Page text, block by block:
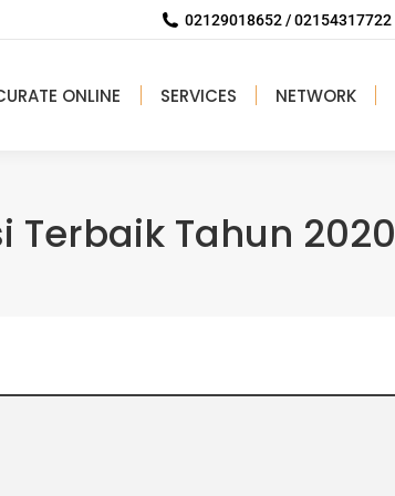
02129018652 / 02154317722
ONLINE SERVICES NETWORK
Terbaik Tahun 2020